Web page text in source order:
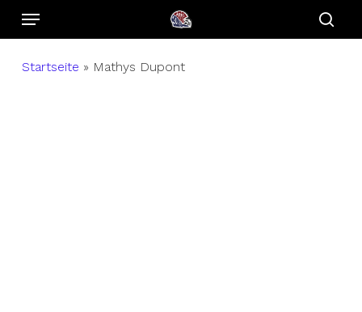
SkipMenu
Startseite » Mathys Dupont